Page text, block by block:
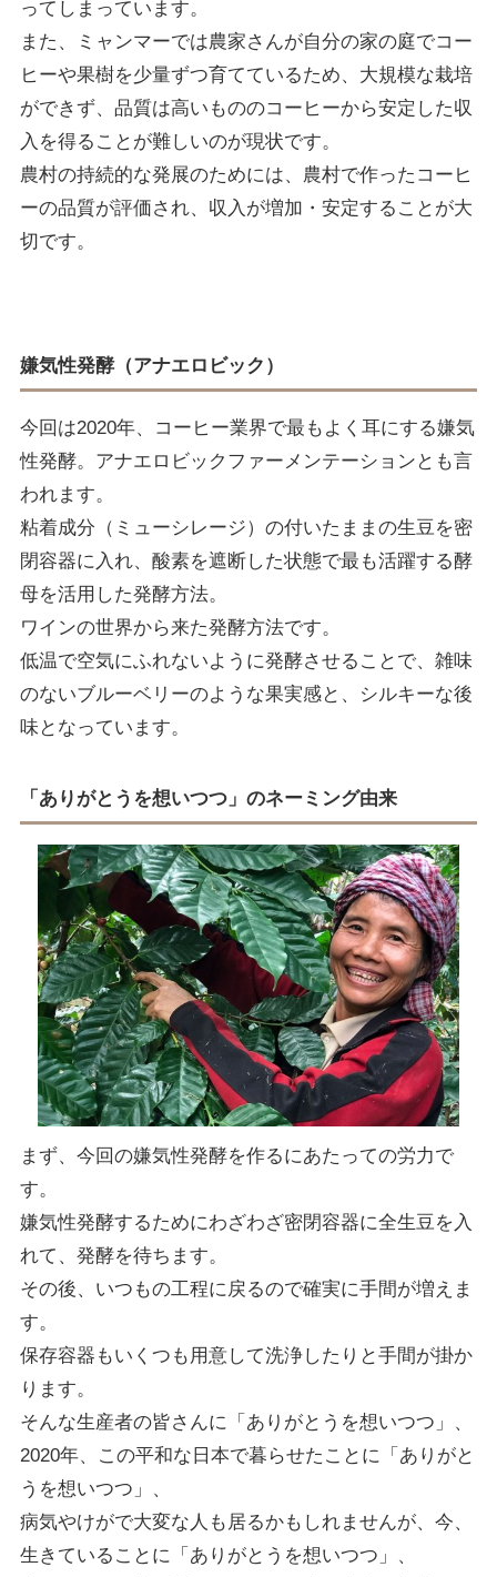
ってしまっています。
また、ミャンマーでは農家さんが自分の家の庭でコー
ヒーや果樹を少量ずつ育てているため、大規模な栽培
ができず、品質は高いもののコーヒーから安定した収
入を得ることが難しいのが現状です。
農村の持続的な発展のためには、農村で作ったコーヒ
ーの品質が評価され、収入が増加・安定することが大
切です。
嫌気性発酵（アナエロビック）
今回は2020年、コーヒー業界で最もよく耳にする嫌気
性発酵。アナエロビックファーメンテーションとも言
われます。
粘着成分（ミューシレージ）の付いたままの生豆を密
閉容器に入れ、酸素を遮断した状態で最も活躍する酵
母を活用した発酵方法。
ワインの世界から来た発酵方法です。
低温で空気にふれないように発酵させることで、雑味
のないブルーベリーのような果実感と、シルキーな後
味となっています。
「ありがとうを想いつつ」 のネーミング由来
まず、今回の嫌気性発酵を作るにあたっての労力で
す。
嫌気性発酵するためにわざわざ密閉容器に全生豆を入
れて、発酵を待ちます。
その後、いつもの工程に戻るので確実に手間が増えま
す。
保存容器もいくつも用意して洗浄したりと手間が掛か
ります。
そんな生産者の皆さんに「ありがとうを想いつつ」、
2020年、この平和な日本で暮らせたことに「ありがと
うを想いつつ」、
病気やけがで大変な人も居るかもしれませんが、今、
生きていることに「ありがとうを想いつつ」、